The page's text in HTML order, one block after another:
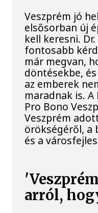
Veszprém jó
elsősorban új
kell keresni.
fontosabb
már megvan,
döntésekbe,
az emberek
maradnak is.
Pro Bono
Veszprém
örökségéről, a
és a
arról,